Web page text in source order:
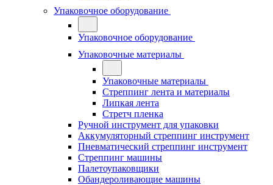
Упаковочное оборудование
Упаковочное оборудование
Упаковочные материалы
Упаковочные материалы
Стреппинг лента и материалы
Липкая лента
Стретч пленка
Ручной инструмент для упаковки
Аккумуляторный стреппинг инструмент
Пневматический стреппинг инструмент
Стреппинг машины
Палетоупаковщики
Обандероливающие машины